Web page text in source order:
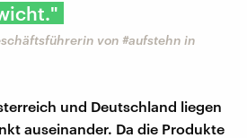
von #aufstehn in
und Deutschland liegen
auseinander. Da die Produkte